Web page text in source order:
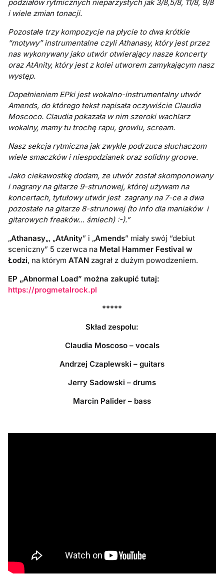
podziałów rytmicznych nieparzystych jak 3/8,5/8, 11/8, 9/8
i wiele zmian tonacji.
Pozostałetrzy kompozycje na płycie to dwa krótkie
“motywy” instrumentalne czyli Athanasy, który jest przez
nas wykonywany jako utwór otwierający nasze koncerty
oraz AtAnity, który jest z kolei utworem zamykającym nasz
występ.
DopełnieniemEPki jest wokalno-instrumentalny utwór
Amends, do którego tekst napisała oczywiście Claudia
Moscoco. Claudia pokazała w nim szeroki wachlarz
wokalny, mamy tu trochę rapu, growlu, scream.
Nasz sekcja rytmiczna jak zwykle podrzuca słuchaczom
wiele smaczków i niespodzianek oraz solidny groove.
Jako ciekawostkę dodam, ze utwór został skomponowany
i nagrany na gitarze 9-strunowej, której używam na
koncertach, tytułowy utwór jest zagrany na 7-ce a dwa
pozostałe na gitarze 8-strunowej (to info dla maniaków i
gitarowych freaków… śmiech) :-).”
„Athanasy„, „AtAnity” i „Amends” miały swój “debiut
sceniczny” 5 czerwca na Metal Hammer Festival w
Łodzi, na którymATAN zagrał z dużym powodzeniem.
EP „Abnormal Load” można zakupić tutaj:
https://progmetalrock.pl
*****
Skład zespołu:
Claudia Moscoso – vocals
Andrzej Czaplewski – guitars
Jerry Sadowski – drums
Marcin Palider – bass